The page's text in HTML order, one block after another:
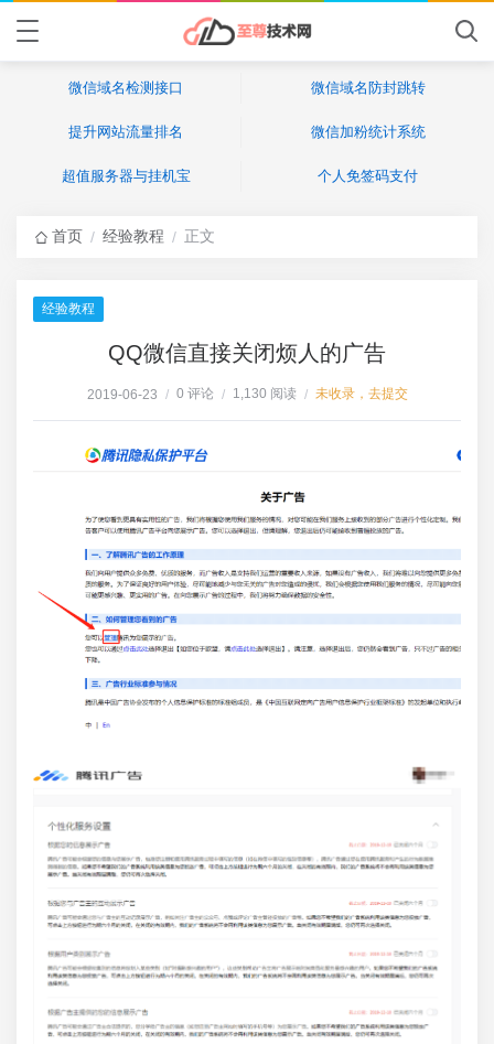
微信域名检测接口 微信域名防封跳转
提升网站流量排名 微信加粉统计系统
超值服务器与挂机宝 个人免签码支付
首页 / 经验教程 / 正文
经验教程
QQ微信直接关闭烦人的广告
2019-06-23 / 0 评论 / 1,130 阅读 / 未收录，去提交